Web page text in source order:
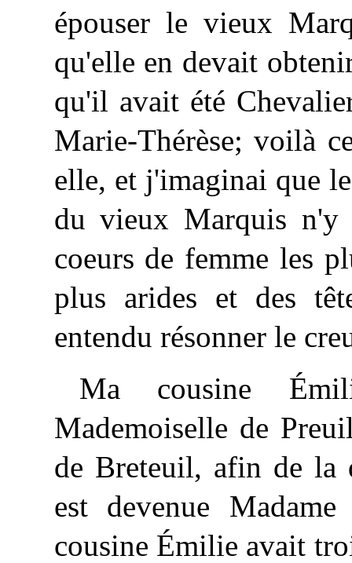
épouser le vieux
qu'elle en devait
qu'il avait été
Marie-Thérèse; voilà
elle, et j'imaginai que
du vieux Marquis n'y
coeurs de femme les
plus arides et des
entendu résonner le
Ma cousine
Mademoiselle de
de Breteuil, afin de la
est devenue
cousine Émilie avait